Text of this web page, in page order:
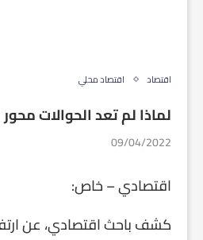
اقتصاد اقتصاد محلي
لماذا لم تعد الحوالات
09/04/2022
اقتصادي – خاص:
كشف باحث اقتصادي، عن